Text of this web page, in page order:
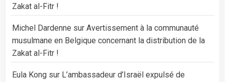
Zakat al-Fitr !
Michel Dardenne sur Avertissement à la communauté
musulmane en Belgique concernant la distribution de la
Zakat al-Fitr !
Eula Kong sur L’ambassadeur d’Israël expulsé de